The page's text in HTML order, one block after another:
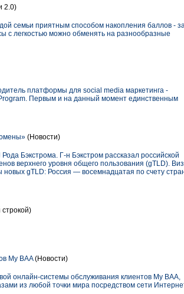
2.0)
семьи приятным способом накопления баллов -
с легкостью можно обменять на разнообразные
платформы для social media маркетинга -
Первым и на данный момент единственным
(Новости)
Бэкстрома. Г-н Бэкстром рассказал российской
верхнего уровня общего пользования (gTLD).
новых gTLD: Россия — восемнадцатая по счету
строкой)
My BAA(Новости)
онлайн-системы обслуживания клиентов My BAA,
из любой точки мира посредством сети